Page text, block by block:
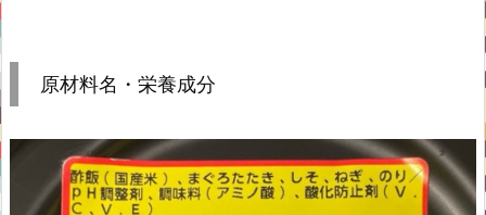
原材料名・栄養成分